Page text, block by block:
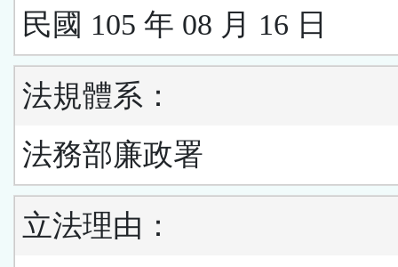
民國 105 年 08 月 16 日
法規體系：
法務部廉政署
立法理由：